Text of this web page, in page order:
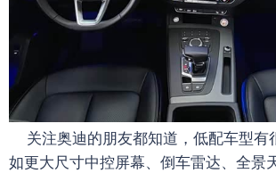
关注奥迪的朋友都知道，低配车型有
如更大尺寸中控屏幕、倒车雷达、全景